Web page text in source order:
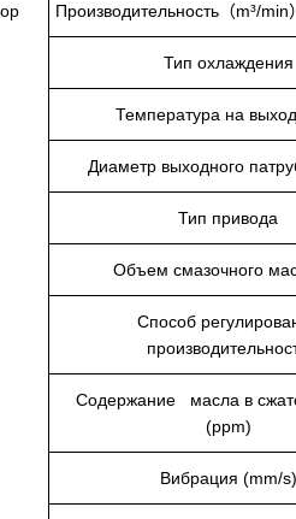
Производительность（m³/min）
Тип охлаждения
Температура на
Диаметр выходного
Тип привода
Объем смазочного
Способ
Содержание масла в
(ppm)
Вибрация (mm/s)